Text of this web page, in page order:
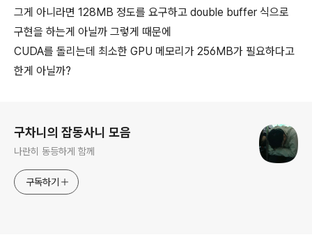
그게 아니라면 128MB 정도를 요구하고 double buffer 식으로
구현을 하는게 아닐까 그렇게 때문에
CUDA를 돌리는데 최소한 GPU 메모리가 256MB가 필요하다고
한게 아닐까?
구차니의 잡동사니 모음
나란히 동등하게 함께
구독하기